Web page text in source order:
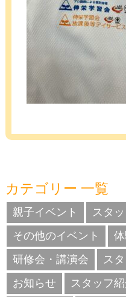
カテゴリー 一覧
親子イベント
スタ
その他のイベント
研修会・講演会
ス
お知らせ
スタッフ